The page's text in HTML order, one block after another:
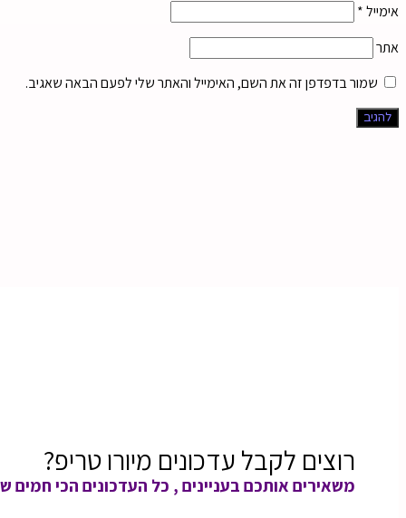
אימייל*
אתר
שמור בדפדפן זה את השם, האימייל והאתר שלי לפעם הבאה שאגיב.
רוצים לקבל עדכונים מיורו טריפ?
משאירים אותכם בעניינים , כל העדכונים הכי חמים